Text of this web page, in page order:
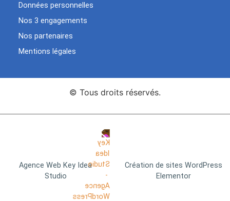
Données personnelles
Nos 3 engagements
Nos partenaires
Mentions légales
© Tous droits réservés.
Agence Web Key Idea
Studio
Création de sites WordPress
Elementor